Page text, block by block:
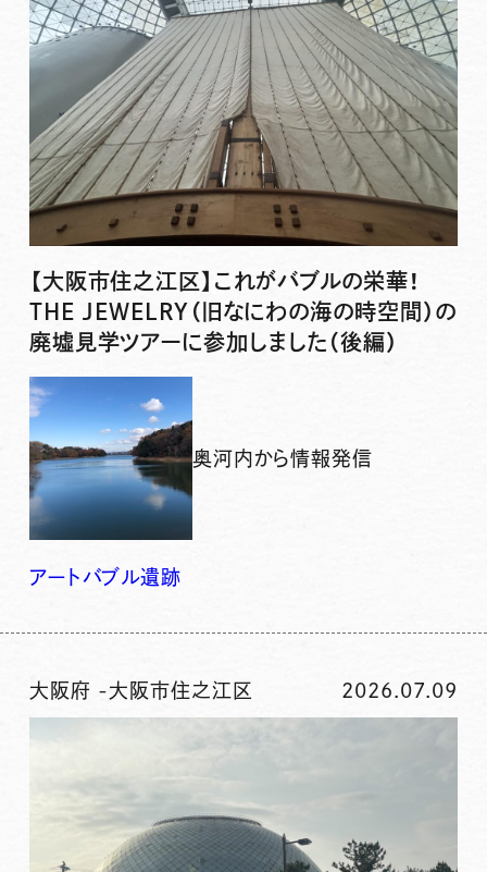
【大阪市住之江区】これがバブルの栄華！
THE JEWELRY（旧なにわの海の時空間）の
廃墟見学ツアーに参加しました（後編）
奥河内から情報発信
アートバブル遺跡
大阪府 -大阪市住之江区 2026.07.09